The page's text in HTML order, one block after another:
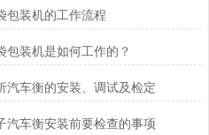
包装机的工作流程
包装机是如何工作的？
汽车衡的安装、调试及检定
汽车衡安装前要检查的事项